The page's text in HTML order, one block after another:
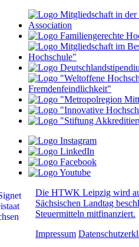
Die HTWK Leipzig wird
Sächsischen Landtag
Steuermitteln mitfinanziert.
Impressum